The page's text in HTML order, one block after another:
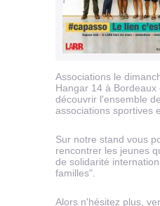
Associations le
Hangar 14 à Bordeaux
découvrir l'ensemble
associations sportives
Sur notre stand vous
rencontrer les jeunes
de solidarité
familles".
Alors n'hésitez plus,